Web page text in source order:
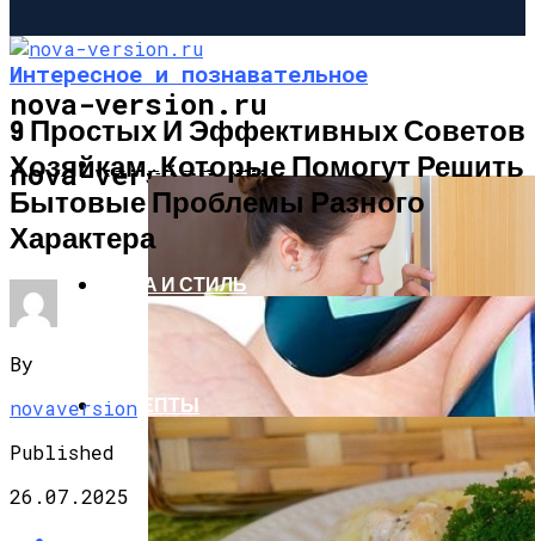
nova-version.ru
nova-version.ru
ИНТЕРЕСНОЕ И ПОЗНАВАТЕЛЬНОЕ
МОДА И СТИЛЬ
РЕЦЕПТЫ
Интересное и познавательное
9 Простых И Эффективных Советов
Хозяйкам, Которые Помогут Решить
Бытовые Проблемы Разного
Характера
By
novaversion
Published
26.07.2025